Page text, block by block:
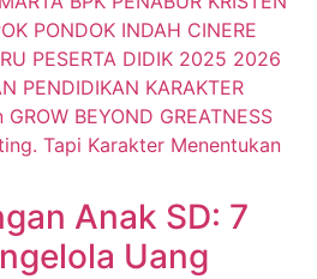
Anak SD: 7
Uang